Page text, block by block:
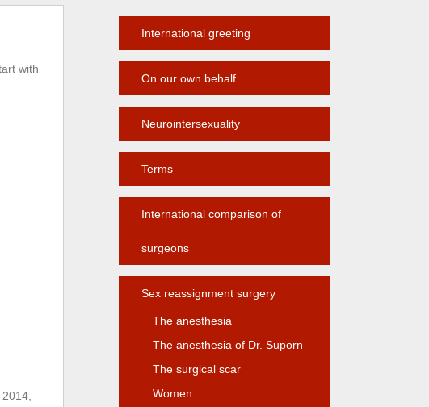
with
International greeting
On our own behalf
Neurointersexuality
Terms
International comparison of
surgeons
Sex reassignment surgery
The anesthesia
The anesthesia of Dr. Suporn
The surgical scar
Women